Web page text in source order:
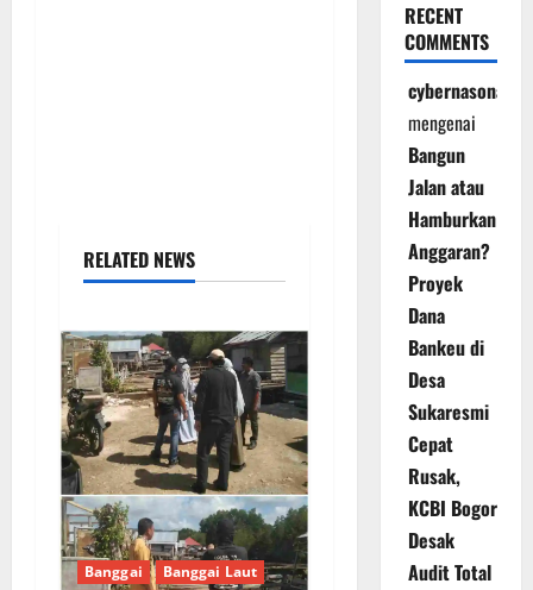
RELATED NEWS
Banggai
Banggai Laut
RECENT
COMMENTS
cybernasonal
mengenai
Bangun
Jalan atau
Hamburkan
Anggaran?
Proyek
Dana
Bankeu di
Desa
Sukaresmi
Cepat
Rusak,
KCBI Bogor
Desak
Audit Total